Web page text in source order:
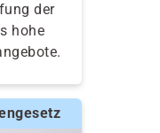
der
hohe